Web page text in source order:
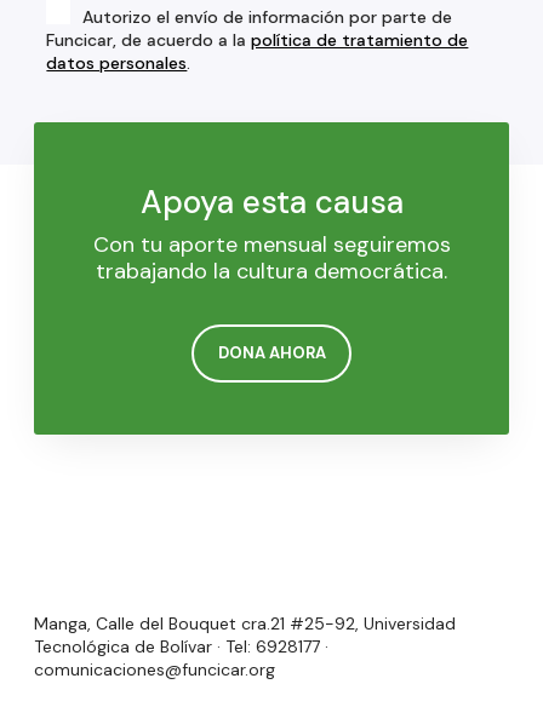
Autorizo el envío de información por parte de
Funcicar, de acuerdo a lapolítica de tratamiento de
datos personales
Apoya esta causa
Con tu aporte mensual seguiremos
trabajando la cultura democrática.
DONA AHORA
Manga, Calle del Bouquet cra.21 #25-92, Universidad
Tecnológica de Bolívar · Tel: 6928177 ·
comunicaciones@funcicar.org